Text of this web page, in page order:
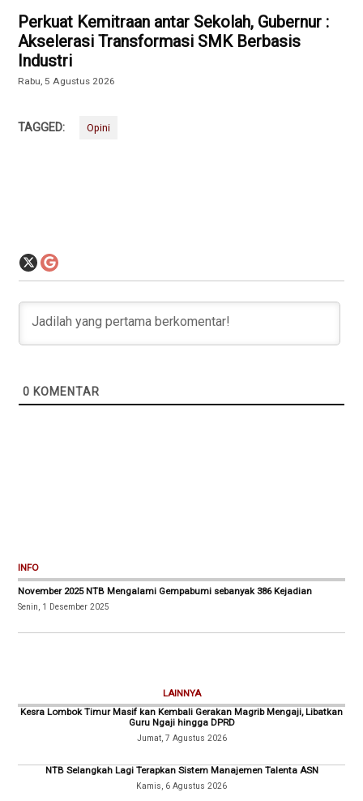
Perkuat Kemitraan antar Sekolah, Gubernur :
Akselerasi Transformasi SMK Berbasis
Industri
Rabu, 5 Agustus 2026
TAGGED: Opini
0 KOMENTAR
INFO
November 2025 NTB Mengalami Gempabumi sebanyak 386 Kejadian
Senin, 1 Desember 2025
LAINNYA
Kesra Lombok Timur Masif kan Kembali Gerakan Magrib Mengaji, Libatkan
Guru Ngaji hingga DPRD
Jumat, 7 Agustus 2026
NTB Selangkah Lagi Terapkan Sistem Manajemen Talenta ASN
Kamis, 6 Agustus 2026